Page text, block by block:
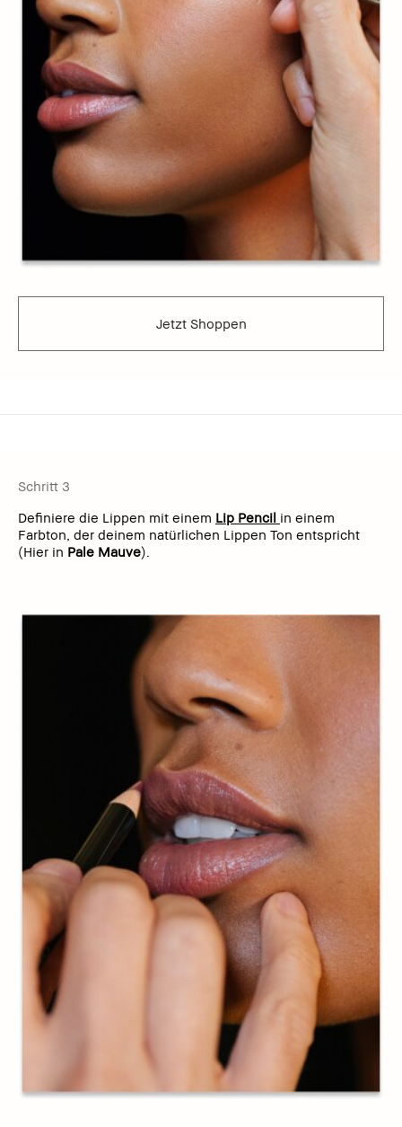
Jetzt Shoppen
Schritt 3
Definiere die Lippen mit einem Lip Pencil in einem
Farbton, der deinem natürlichen Lippen Ton entspricht
(Hier in Pale Mauve).